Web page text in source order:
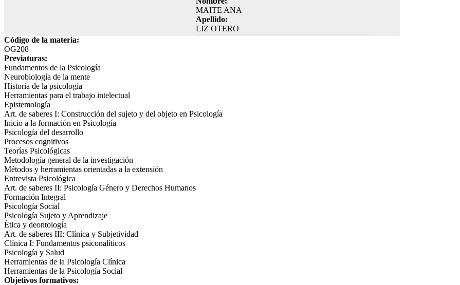
MAITE ANA
Apellido:
LIZ OTERO
Código de la materia:
OG208
Previaturas:
Fundamentos de la Psicología
Neurobiología de la mente
Historia de la psicología
Herramientas para el trabajo intelectual
Epistemología
Art. de saberes I: Construcción del sujeto y del objeto en Psicología
Inicio a la formación en Psicología
Psicología del desarrollo
Procesos cognitivos
Teorías Psicológicas
Metodología general de la investigación
Métodos y herramientas orientadas a la extensión
Entrevista Psicológica
Art. de saberes II: Psicología Género y Derechos Humanos
Formación Integral
Psicología Social
Psicología Sujeto y Aprendizaje
Ética y deontología
Art. de saberes III: Clínica y Subjetividad
Clínica I: Fundamentos psiconalíticos
Psicología y Salud
Herramientas de la Psicología Clínica
Herramientas de la Psicología Social
Objetivos formativos: